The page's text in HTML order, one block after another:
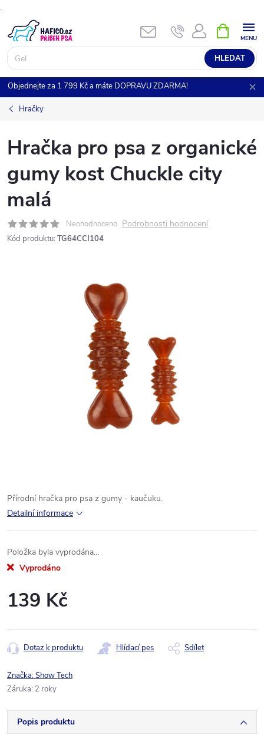
.
na
obsah
HLEDAT
NÁKUPNÍ
KOŠÍK
Objednejte za 1 799 Kč a máte DOPRAVU ZDARMA!
Hračky
Hračka pro psa z organické
gumy kost Chuckle city
malá
Neohodnoceno Podrobnosti hodnocení
Kód produktu: TG64CCI104
Přírodní hračka pro psa z gumy - kaučuku.
Detailní informace
Položka byla vyprodána…
Vyprodáno
139 Kč
cena:
Dotaz k produktu Hlídací pes Sdílet
Značka:Show Tech
Záruka: 2 roky
Popis produktu